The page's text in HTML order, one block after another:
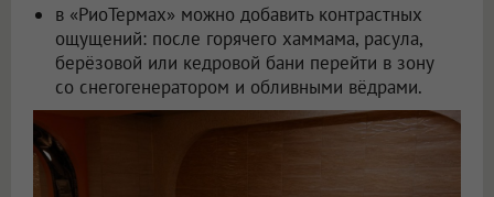
в «РиоТермах» можно добавить контрастных
ощущений: после горячего хаммама, расула,
берёзовой или кедровой бани перейти в зону
со снегогенератором и обливными вёдрами.